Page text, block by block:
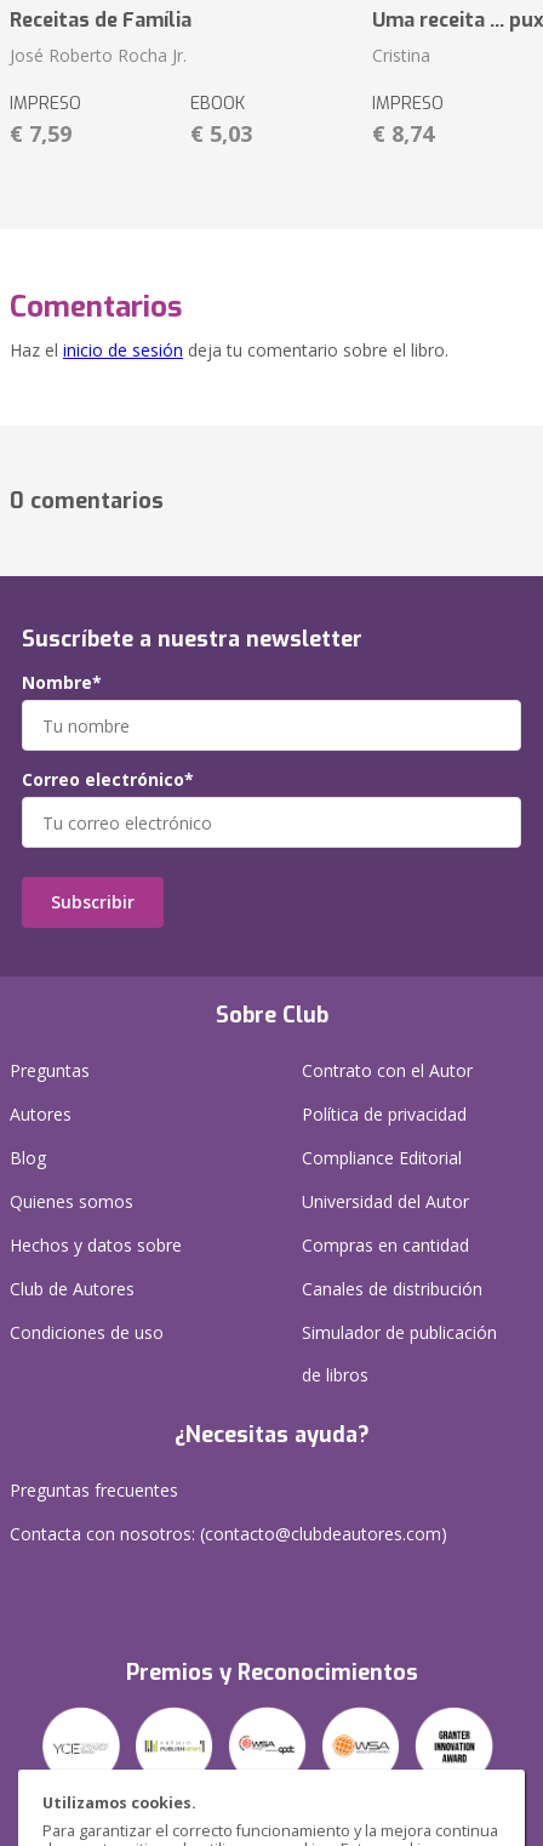
Utilizamos cookies.
Para garantizar el correcto funcionamiento y la mejora continua
Receitas de Família
José Roberto Rocha Jr.
IMPRESO
€ 7,59
EBOOK
€ 5,03
Uma receita ...
Cristina
IMPRESO
€ 8,74
Comentarios
Haz el inicio de sesión deja tu comentario sobre el libro.
0 comentarios
Sobre Club
Preguntas
Autores
Blog
Quienes somos
Hechos y datos sobre
Club de Autores
Condiciones de uso
Contrato con el Autor
Política de privacidad
Compliance Editorial
Universidad del Autor
Compras en cantidad
Canales de distribución
Simulador de publicación
de libros
¿Necesitas ayuda?
Preguntas frecuentes
Contacta con nosotros: (contacto@clubdeautores.com)
Premios y Reconocimientos
Seguridad
Suscríbete a nuestra newsletter
Nombre*
Correo electrónico*
Subscribir